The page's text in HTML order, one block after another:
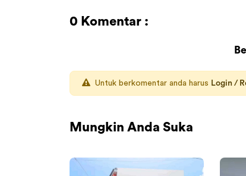
0 Komentar :
Untuk berkomentar anda harus Login /
Mungkin Anda Suka